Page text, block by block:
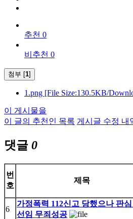
추천 0
비추천 0
첨부 [1]
1.png [File Size:130.5KB/
이 게시물을
이 글의 추천인 목록 게시글 수정 내
댓글 0
번
호
제목
6
가정폭력 112신고 당했으나 판심
선임 무죄성공